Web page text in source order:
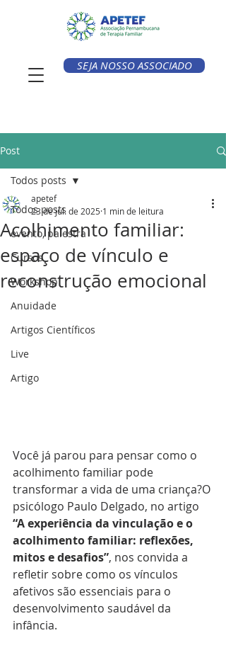
SEJA NOSSO ASSOCIADO
Post
Todos posts
evento, palestra
Cursos
Workshop
Anuidade
Artigos Científicos
Live
Artigo
Todos posts
Acolhimento familiar:
espaço de vínculo e
reconstrução emocional
apetef
23 de jul. de 2025 1 min de leitura
Você já parou para pensar como o
acolhimento familiar pode
transformar a vida de uma criança?O
psicólogo Paulo Delgado, no artigo
“A experiência da vinculação e o
acolhimento familiar: reflexões,
mitos e desafios”, nos convida a
refletir sobre como os vínculos
afetivos são essenciais para o
desenvolvimento saudável da
infância.